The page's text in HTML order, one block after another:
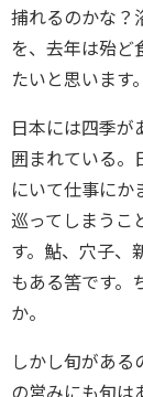
捕れるのかな？
を、去年は殆ど
たいと思います。
日本には四季が
囲まれている。
にいて仕事にか
巡ってしまうこ
す。鮎、穴子、
もある筈です。
か。
しかし旬がある